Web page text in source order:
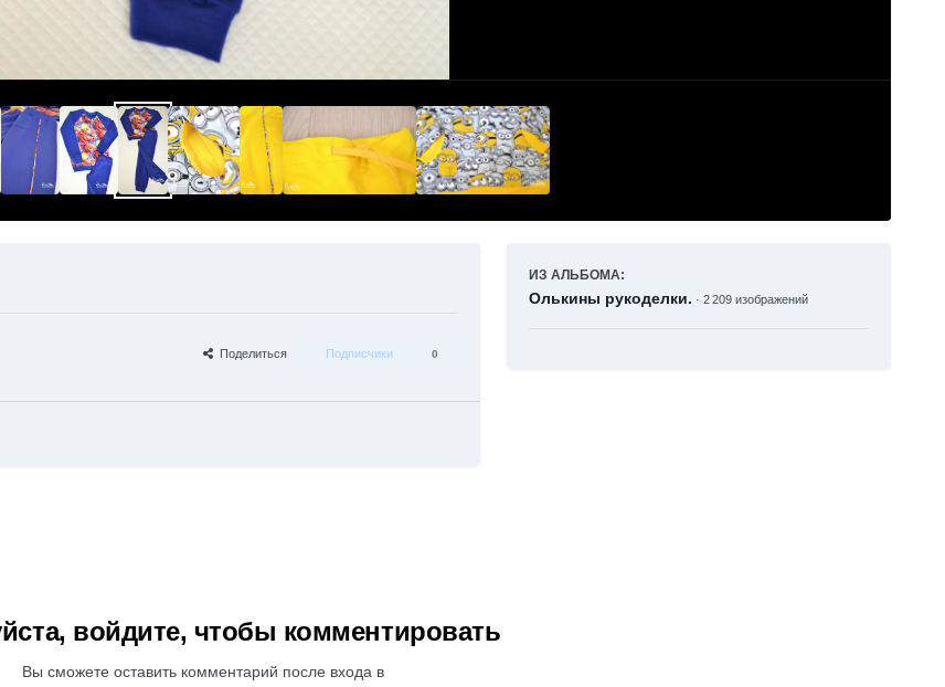
Поделиться Подписчики 0
ИЗ АЛЬБОМА:
Олькины рукоделки. · 2 209 изображений
войдите, чтобы комментировать
Вы сможете оставить комментарий после входа в